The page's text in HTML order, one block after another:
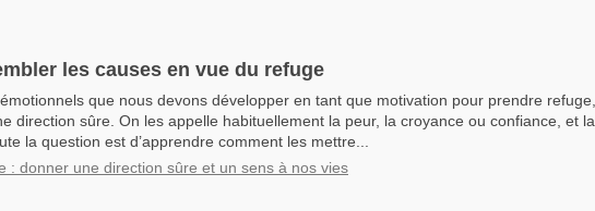
les causes en vue du refuge
que nous devons développer en tant que motivation pour prendre refuge,
direction sûre. On les appelle habituellement la peur, la croyance ou confiance, et la
la question est d’apprendre comment les mettre...
: donner une direction sûre et un sens à nos vies